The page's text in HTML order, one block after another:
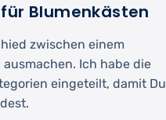
Blumenkästen
zwischen einem
Ich habe die
eingeteilt, damit Du